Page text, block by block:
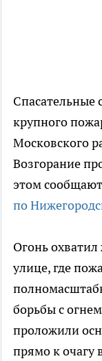
Спасательные
крупного
Московского
Возгорание
этом
по
Огонь
улице, где
борьбы с
проложили
прямо к очагу